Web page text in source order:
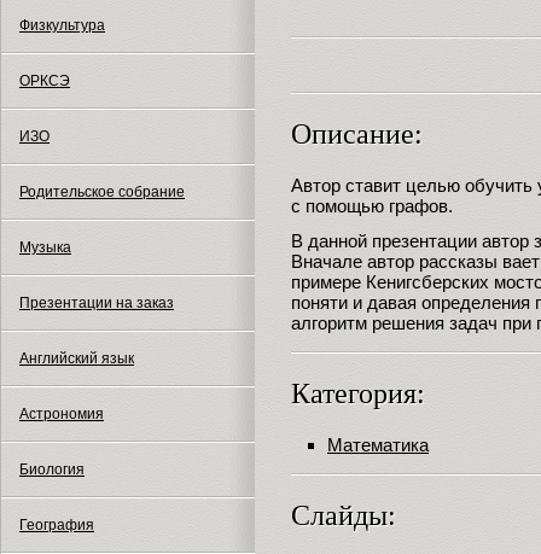
Физкультура
ОРКСЭ
ИЗО
Родительское собрание
Музыка
Презентации на заказ
Английский язык
Астрономия
Биология
География
Описание:
Автор ставит целью
с помощью графов.
В данной презентации автор
Вначале автор рассказы
примере Кенигсберских
поняти и давая определения
алгоритм решения задач
Категория:
Математика
Слайды: